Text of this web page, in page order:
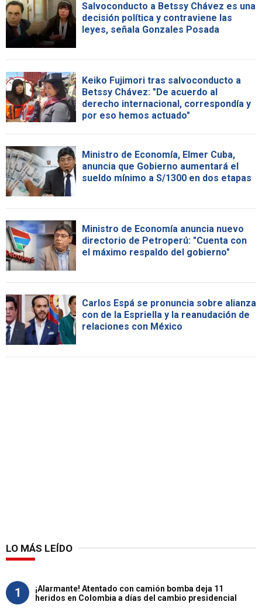
Salvoconducto a Betssy Chávez es una
decisión política y contraviene las
leyes, señala Gonzales Posada
Keiko Fujimori tras salvoconducto a
Betssy Chávez: "De acuerdo al
derecho internacional, correspondía y
por eso hemos actuado"
Ministro de Economía, Elmer Cuba,
anuncia que Gobierno aumentará el
sueldo mínimo a S/1300 en dos etapas
Ministro de Economía anuncia nuevo
directorio de Petroperú: "Cuenta con
el máximo respaldo del gobierno"
Carlos Espá se pronuncia sobre alianza
con de la Espriella y la reanudación de
relaciones con México
LO MÁS LEÍDO
1
¡Alarmante! Atentado con camión bomba deja 11
heridos en Colombia a días del cambio presidencial